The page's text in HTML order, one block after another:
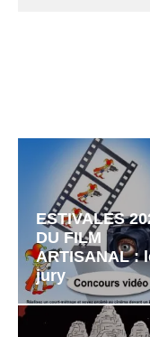
ESTIVALES
DU FILM
ARTISANAL :
jury